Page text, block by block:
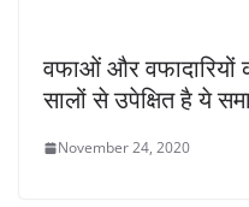
वफाओं और
सालों से उपेक्षित है ये
November 24, 2020